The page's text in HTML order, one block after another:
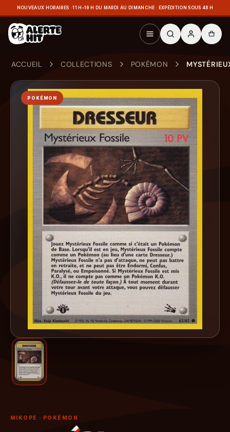
NOUVEAUX HORAIRES · 11 H–19 H DU MARDI AU DIMANCHE · EXPÉDITION SOUS 48 H
ACCUEIL COLLECTIONS POKÉMON
POKÉMON
MIKOPE · POKÉMON